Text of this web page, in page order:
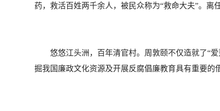
药，救活百姓两千余人，被民众称为“救命大夫”。离
悠悠江头洲，百年清官村。周敦颐不仅造就了“爱
掘我国廉政文化资源及开展反腐倡廉教育具有重要的